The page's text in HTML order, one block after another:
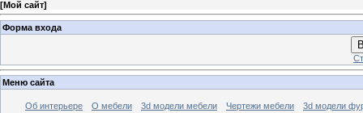
[Мой сайт]
Форма входа
Меню сайта
Об интерьере О мебели 3d модели мебели Чертежи мебели
3d модели